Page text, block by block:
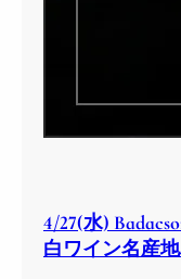
4/27(水)
白ワイン名産